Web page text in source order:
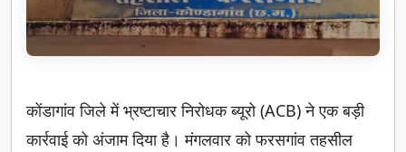
कोंडागांव जिले में भ्रष्टाचार निरोधक ब्यूरो (ACB) ने एक बड़ी
कार्रवाई को अंजाम दिया है। मंगलवार को फरसगांव तहसील